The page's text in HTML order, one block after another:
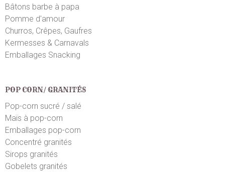
Bâtons barbe à papa
Pomme d'amour
Churros, Crêpes, Gaufres
Kermesses & Carnavals
Emballages Snacking
POP CORN/ GRANITÉS
Pop-corn sucré / salé
Maïs à pop-corn
Emballages pop-corn
Concentré granités
Sirops granités
Gobelets granités